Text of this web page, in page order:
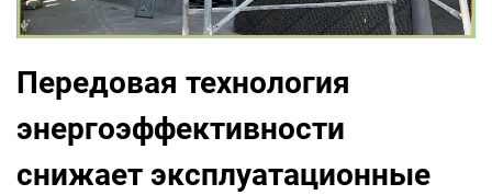
Передовая технология
энергоэффективности
снижает эксплуатационные